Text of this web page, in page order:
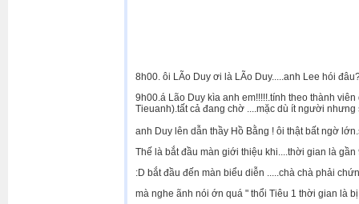
8h00. ôi LÃo Duy ơi là LÃo Duy.....anh Lee hói
9h00.á Lão Duy kìa anh em!!!!!.tính theo thành
Tieuanh).tất cả đang chờ ....mặc dù ít người
anh Duy lên dẫn thầy Hồ Bằng ! ôi thật bất ngờ
Thế là bắt đầu màn giới thiệu khi....thời gian là gần
:D bắt đầu đến màn biểu diễn .....chà chà phải
mà nghe ãnh nói ớn quá " thổi Tiêu 1 thời gian là